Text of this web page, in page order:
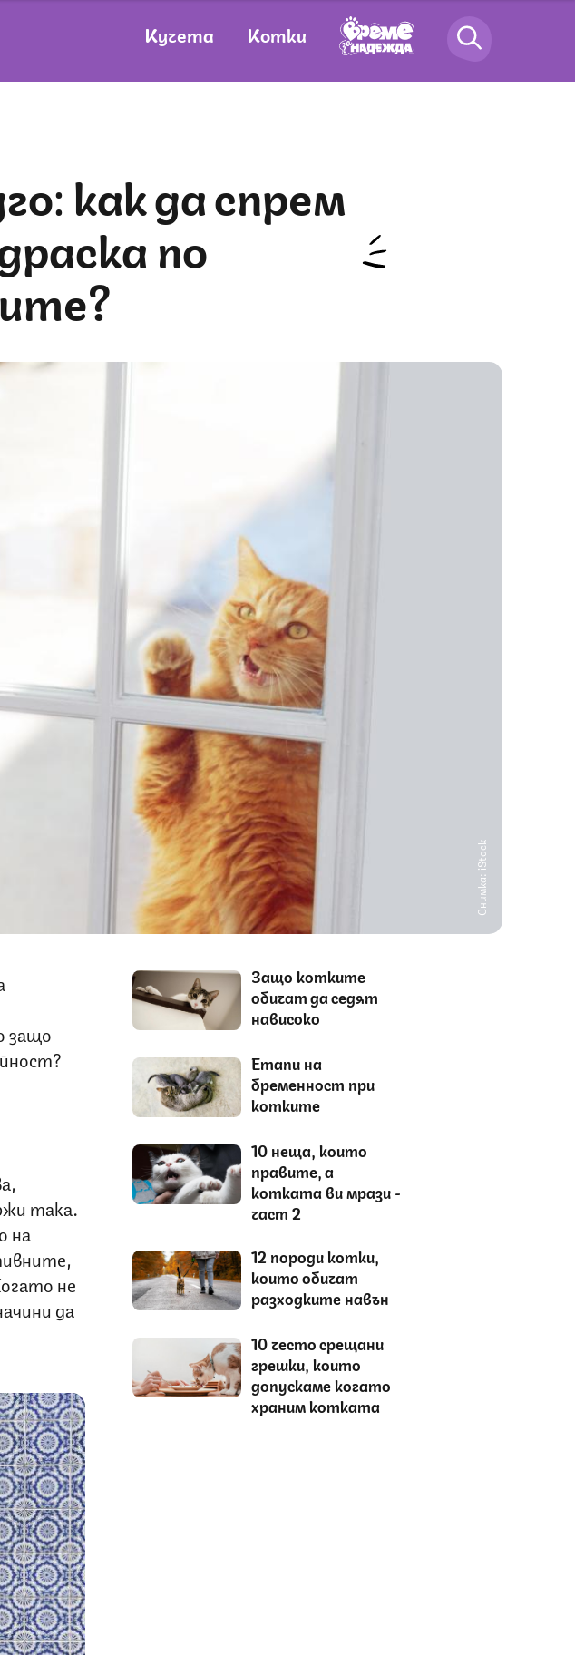
Кучета Котки
по
Снимка: iStock
защо
така.
на
не
да
Защо котките
обичат да седят
нависоко
Етапи на
бременност при
котките
10 неща, които
правите, а
котката ви мрази -
част 2
12 породи котки,
които обичат
разходките навън
10 често срещани
грешки, които
допускаме когато
храним котката